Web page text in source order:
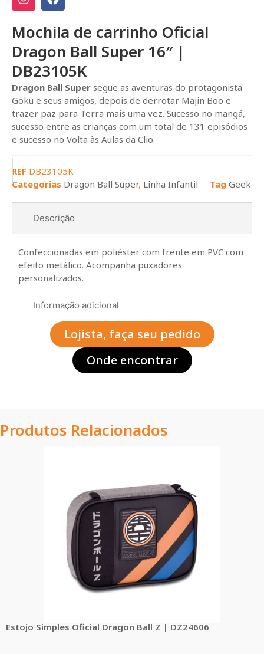
Mochila de carrinho Oficial
Dragon Ball Super 16″ |
DB23105K
Dragon Ball Super segue as aventuras do protagonista
Goku e seus amigos, depois de derrotar Majin Boo e
trazer paz para Terra mais uma vez. Sucesso no mangá,
sucesso entre as crianças com um total de 131 episódios
e sucesso no Volta às Aulas da Clio.
REF DB23105K
Categorias Dragon Ball Super, Linha Infantil Tag Geek
Descrição
Informação adicional
Confeccionadas em poliéster com frente em PVC com
efeito metálico. Acompanha puxadores
personalizados.
Lojista, faça seu pedido
Onde encontrar
Produtos Relacionados
Estojo Simples Oficial Dragon Ball Z | DZ24606